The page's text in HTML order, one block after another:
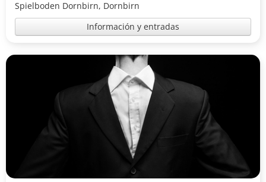
Spielboden Dornbirn, Dornbirn
Información y entradas